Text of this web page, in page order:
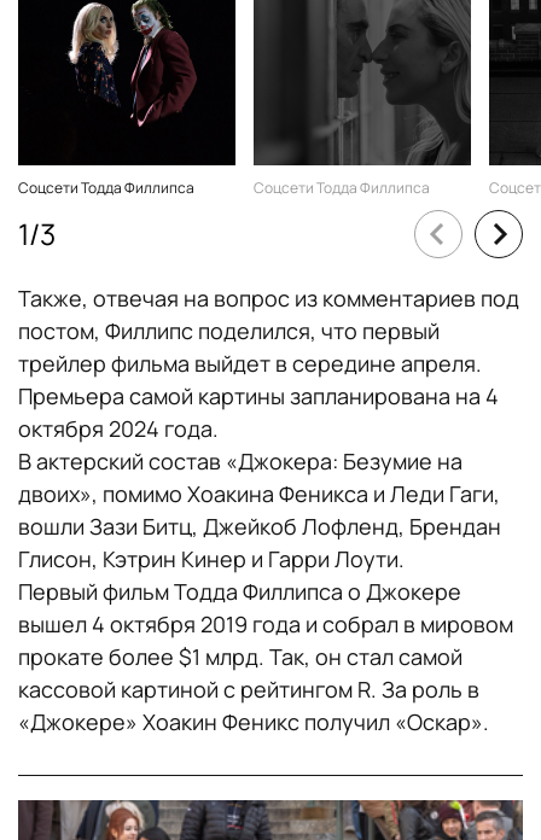
Соцсети Тодда Филлипса Соцсети Тодда Филлипса
1/3
Также, отвечая на вопрос из комментариев под
постом, Филлипс поделился, что первый
трейлер фильма выйдет в середине апреля.
Премьера самой картины запланирована на 4
октября 2024 года.
В актерский состав «Джокера: Безумие на
двоих», помимо Хоакина Феникса и Леди Гаги,
вошли Зази Битц, Джейкоб Лофленд, Брендан
Глисон, Кэтрин Кинер и Гарри Лоути.
Первый фильм Тодда Филлипса о Джокере
вышел 4 октября 2019 года и собрал в мировом
прокате более $1 млрд. Так, он стал самой
кассовой картиной с рейтингом R. За роль в
«Джокере» Хоакин Феникс получил «Оскар».